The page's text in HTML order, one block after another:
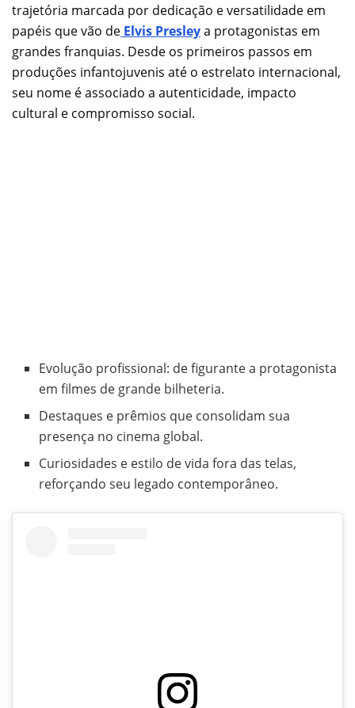
trajetória marcada por dedicação e versatilidade em
papéis que vão de Elvis Presleya protagonistas em
grandes franquias. Desde os primeiros passos em
produções infantojuvenis até o estrelato internacional,
seu nome é associado a autenticidade, impacto
cultural e compromisso social.
Evolução profissional: de figurante a protagonista
em filmes de grande bilheteria.
Destaques e prêmios que consolidam sua
presença no cinema global.
Curiosidades e estilo de vida fora das telas,
reforçando seu legado contemporâneo.